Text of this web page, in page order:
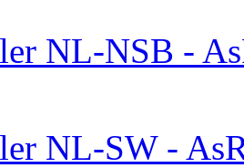
NL-NSB -
NL-SW -